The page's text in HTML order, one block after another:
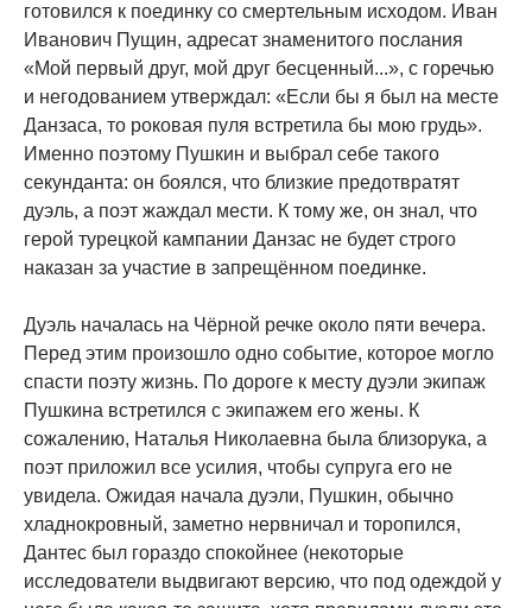
готовился к поединку со смертельным исходом. Иван
Иванович Пущин, адресат знаменитого послания
«Мой первый друг, мой друг бесценный...», с горечью
и негодованием утверждал: «Если бы я был на месте
Данзаса, то роковая пуля встретила бы мою грудь».
Именно поэтому Пушкин и выбрал себе такого
секунданта: он боялся, что близкие предотвратят
дуэль, а поэт жаждал мести. К тому же, он знал, что
герой турецкой кампании Данзас не будет строго
наказан за участие в запрещённом поединке.
Дуэль началась на Чёрной речке около пяти вечера.
Перед этим произошло одно событие, которое могло
спасти поэту жизнь. По дороге к месту дуэли экипаж
Пушкина встретился с экипажем его жены. К
сожалению, Наталья Николаевна была близорука, а
поэт приложил все усилия, чтобы супруга его не
увидела. Ожидая начала дуэли, Пушкин, обычно
хладнокровный, заметно нервничал и торопился,
Дантес был гораздо спокойнее (некоторые
исследователи выдвигают версию, что под одеждой у